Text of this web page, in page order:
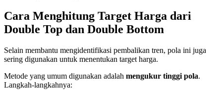
Cara Menghitung Target Harga dari
Double Top dan Double Bottom
Selain membantu mengidentifikasi pembalikan tren, pola ini juga
sering digunakan untuk menentukan target harga.
Metode yang umum digunakan adalah mengukur tinggi pola.
Langkah-langkahnya: